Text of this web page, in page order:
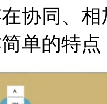
协同、
单的特